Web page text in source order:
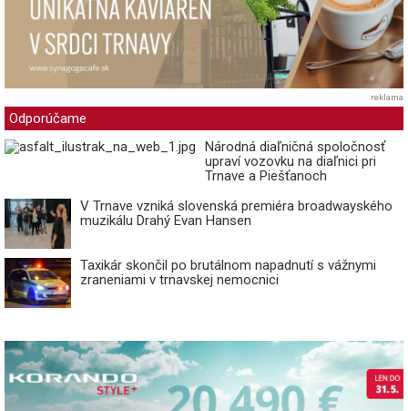
reklama
Odporúčame
Národná diaľničná spoločnosť
upraví vozovku na diaľnici pri
Trnave a Piešťanoch
V Trnave vzniká slovenská premiéra broadwayského
muzikálu Drahý Evan Hansen
Taxikár skončil po brutálnom napadnutí s vážnymi
zraneniami v trnavskej nemocnici